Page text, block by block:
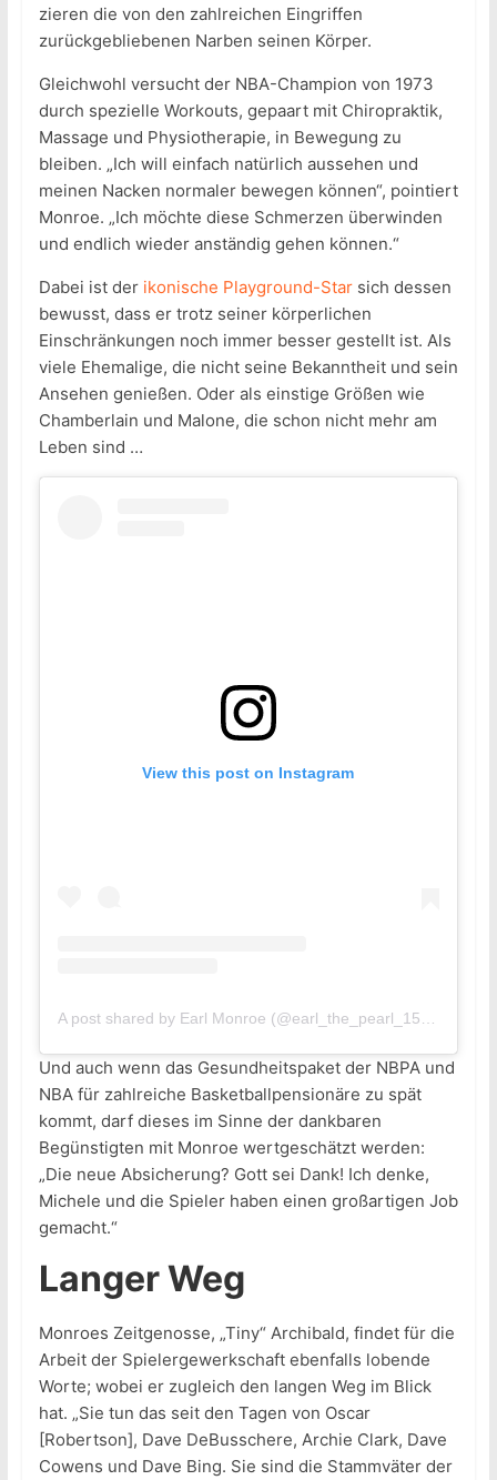
zieren die von den zahlreichen Eingriffen
zurückgebliebenen Narben seinen Körper.
Gleichwohl versucht der NBA-Champion von 1973
durch spezielle Workouts, gepaart mit Chiropraktik,
Massage und Physiotherapie, in Bewegung zu
bleiben. „Ich will einfach natürlich aussehen und
meinen Nacken normaler bewegen können“, pointiert
Monroe. „Ich möchte diese Schmerzen überwinden
und endlich wieder anständig gehen können.“
Dabei ist der ikonische Playground-Starsich dessen
bewusst, dass er trotz seiner körperlichen
Einschränkungen noch immer besser gestellt ist. Als
viele Ehemalige, die nicht seine Bekanntheit und sein
Ansehen genießen. Oder als einstige Größen wie
Chamberlain und Malone, die schon nicht mehr am
Leben sind …
View this post on Instagram
A post shared by Earl Monroe (@earl_the_pearl_15)
Und auch wenn das Gesundheitspaket der NBPA und
NBA für zahlreiche Basketballpensionäre zu spät
kommt, darf dieses im Sinne der dankbaren
Begünstigten mit Monroe wertgeschätzt werden:
„Die neue Absicherung? Gott sei Dank! Ich denke,
Michele und die Spieler haben einen großartigen Job
gemacht.“
Langer Weg
Monroes Zeitgenosse, „Tiny“ Archibald, findet für die
Arbeit der Spielergewerkschaft ebenfalls lobende
Worte; wobei er zugleich den langen Weg im Blick
hat. „Sie tun das seit den Tagen von Oscar
[Robertson], Dave DeBusschere, Archie Clark, Dave
Cowens und Dave Bing. Sie sind die Stammväter der